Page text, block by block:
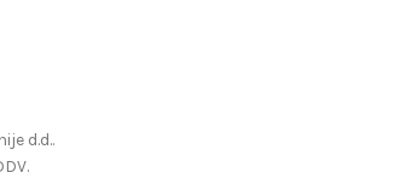
d.d..